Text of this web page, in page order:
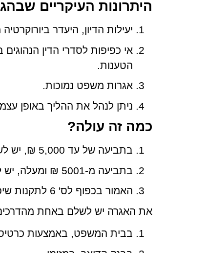
היתרונות העיקריים
יעילות הדיון, היעדר
אי כפיפות לסדרי הדין
הטענות.
אגרות משפט נמוכות.
ניתן לנהל את ההליך באופן
כמה זה עולה?
בתביעה של עד 5,000 ₪, יש לשלם אגרה בסך 50 ₪.
בתביעה מ-5001 ₪ ומעלה, יש לשלם אגרה בסך 1% מסכום התביעה.
האמור בכפוף לס' 6 לתקנות שיפוט בתביעות קטנות (סדרי דין), תשל"ז-1976.
את האגרה יש לשלם באחת
בבית המשפט, באמצעות